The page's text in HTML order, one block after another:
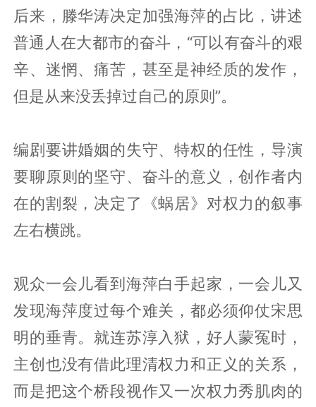
后来，滕华涛决定加强海萍的占比，讲述
普通人在大都市的奋斗，“可以有奋斗的艰
辛、迷惘、痛苦，甚至是神经质的发作，
但是从来没丢掉过自己的原则”。
编剧要讲婚姻的失守、特权的任性，导演
要聊原则的坚守、奋斗的意义，创作者内
在的割裂，决定了《蜗居》对权力的叙事
左右横跳。
观众一会儿看到海萍白手起家，一会儿又
发现海萍度过每个难关，都必须仰仗宋思
明的垂青。就连苏淳入狱，好人蒙冤时，
主创也没有借此理清权力和正义的关系，
而是把这个桥段视作又一次权力秀肌肉的